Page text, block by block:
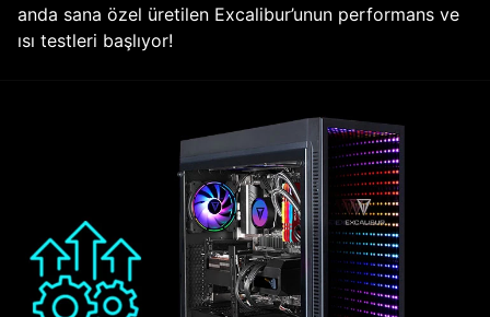
anda sana özel üretilen Excalibur’unun performans ve
ısı testleri başlıyor!